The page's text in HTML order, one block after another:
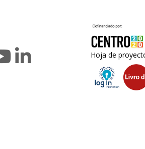
Hoja de